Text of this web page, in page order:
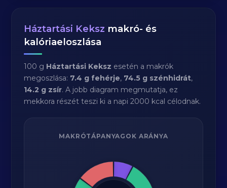
Háztartási Keksz makró- és
kalóriaeloszlása
100 g Háztartási Keksz esetén a makrók
megoszlása: 7.4 g fehérje, 74.5 g szénhidrát,
14.2 g zsír. A jobb diagram megmutatja, ez
mekkora részét teszi ki a napi 2000 kcal célodnak.
MAKRÓTÁPANYAGOK ARÁNYA